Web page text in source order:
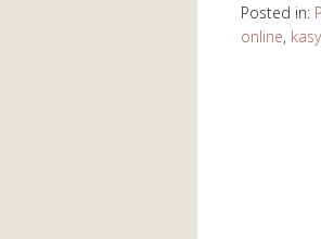
Posted in:
online,